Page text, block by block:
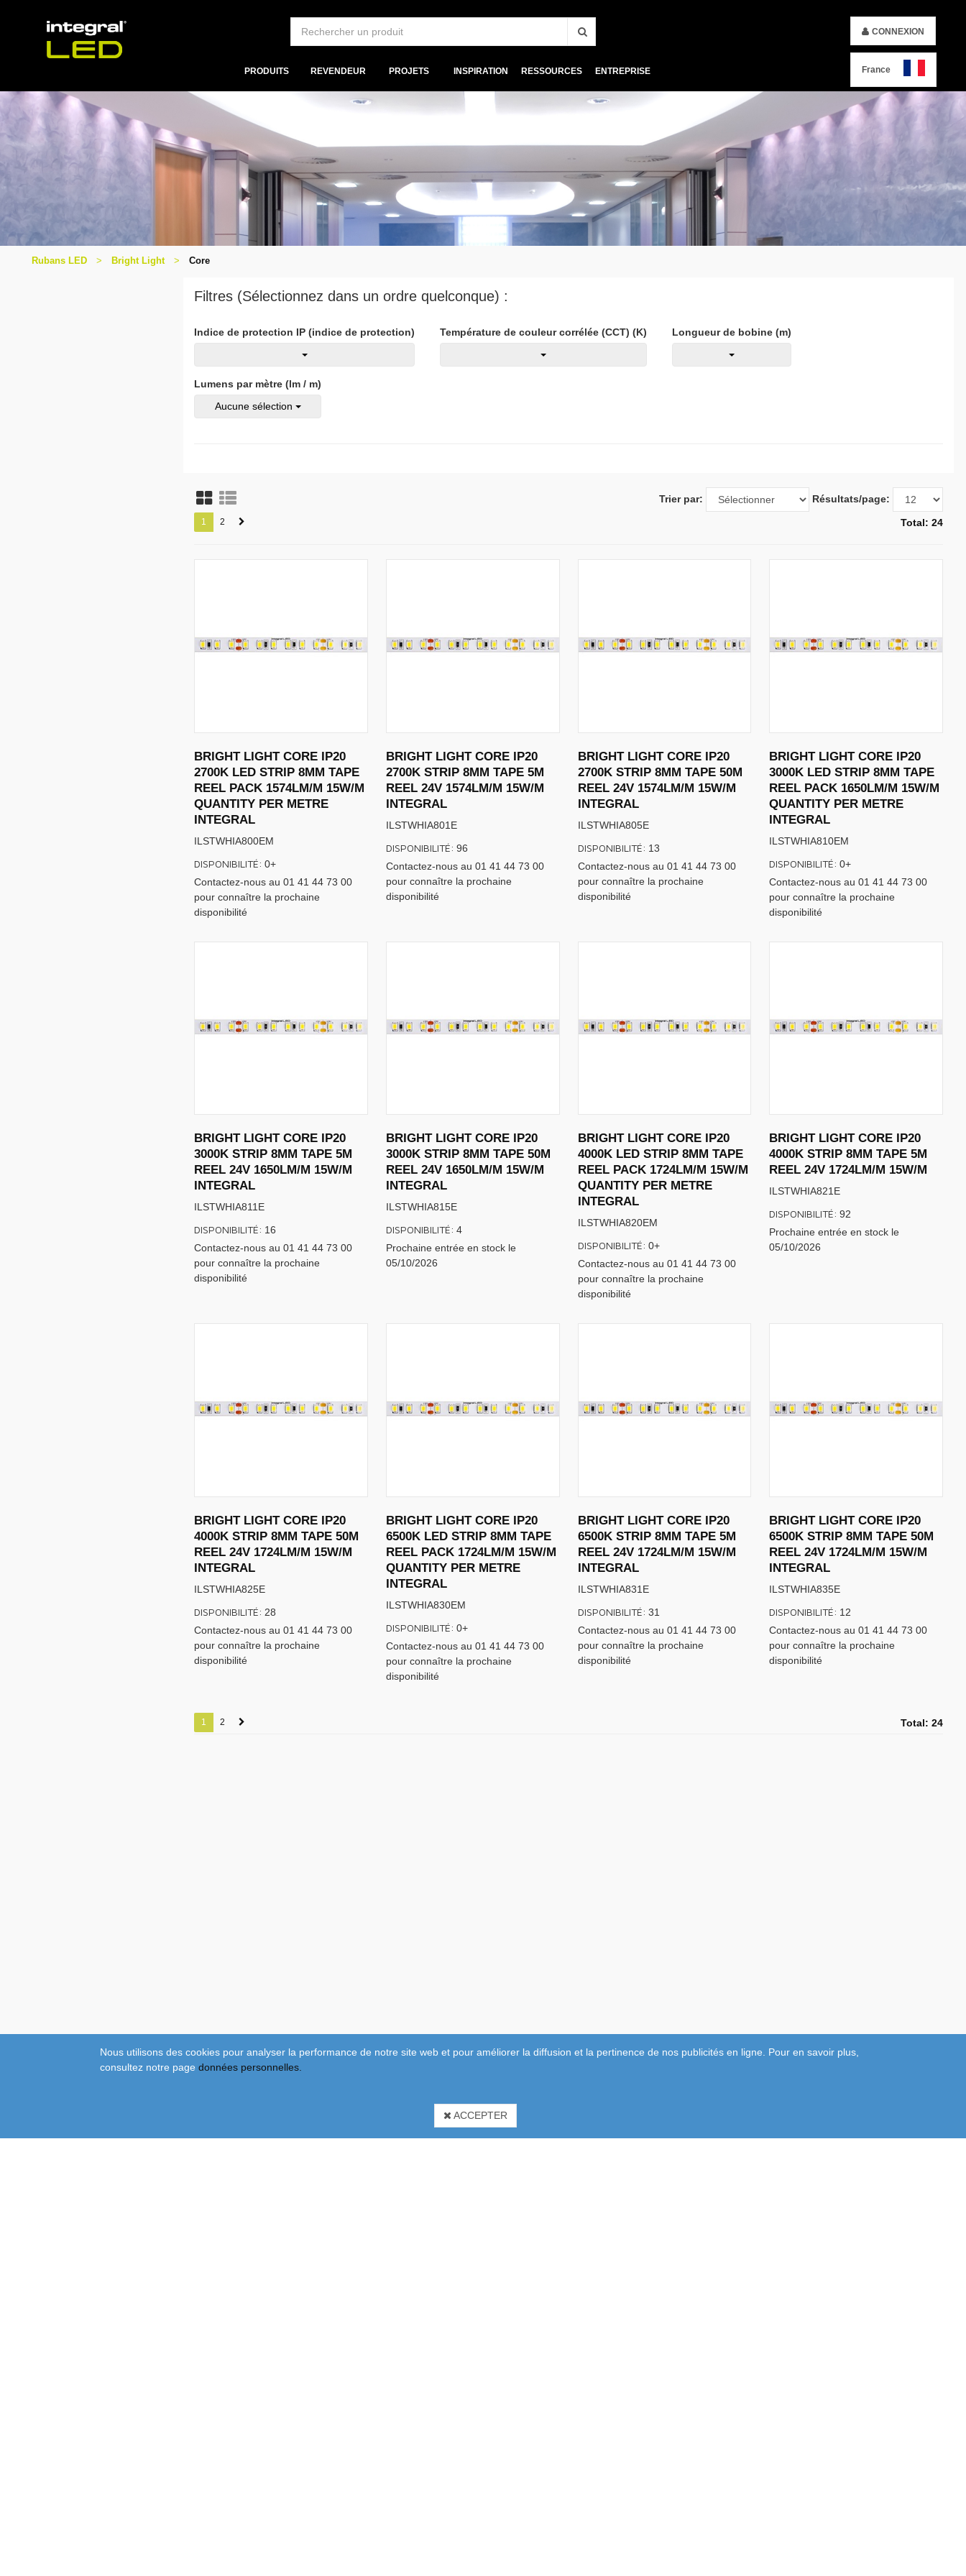
PRODUITS REVENDEUR PROJETS INSPIRATION RESSOURCES ENTREPRISE
CONNEXION
France
Rubans LED Bright Light Core
Filtres (Sélectionnez dans un ordre quelconque) :
Indice de protection IP (indice de protection) Température de couleur corrélée (CCT) (K) Longueur de bobine (m)
Lumens par mètre (lm / m)
Aucune sélection
Trier par: Résultats/page:
1 2 Total: 24
BRIGHT LIGHT CORE IP20
2700K LED STRIP 8MM TAPE
REEL PACK 1574LM/M 15W/M
QUANTITY PER METRE
INTEGRAL
ILSTWHIA800EM
Contactez-nous au 01 41 44 73 00
pour connaître la prochaine
disponibilité
DISPONIBILITÉ: 0+
BRIGHT LIGHT CORE IP20
2700K STRIP 8MM TAPE 5M
REEL 24V 1574LM/M 15W/M
INTEGRAL
ILSTWHIA801E
Contactez-nous au 01 41 44 73 00
pour connaître la prochaine
disponibilité
DISPONIBILITÉ: 96
BRIGHT LIGHT CORE IP20
2700K STRIP 8MM TAPE 50M
REEL 24V 1574LM/M 15W/M
INTEGRAL
ILSTWHIA805E
Contactez-nous au 01 41 44 73 00
pour connaître la prochaine
disponibilité
DISPONIBILITÉ: 13
BRIGHT LIGHT CORE IP20
3000K LED STRIP 8MM TAPE
REEL PACK 1650LM/M 15W/M
QUANTITY PER METRE
INTEGRAL
ILSTWHIA810EM
Contactez-nous au 01 41 44 73 00
pour connaître la prochaine
disponibilité
DISPONIBILITÉ: 0+
BRIGHT LIGHT CORE IP20
3000K STRIP 8MM TAPE 5M
REEL 24V 1650LM/M 15W/M
INTEGRAL
ILSTWHIA811E
Contactez-nous au 01 41 44 73 00
pour connaître la prochaine
disponibilité
DISPONIBILITÉ: 16
BRIGHT LIGHT CORE IP20
3000K STRIP 8MM TAPE 50M
REEL 24V 1650LM/M 15W/M
INTEGRAL
ILSTWHIA815E
Prochaine entrée en stock le
05/10/2026
DISPONIBILITÉ: 4
BRIGHT LIGHT CORE IP20
4000K LED STRIP 8MM TAPE
REEL PACK 1724LM/M 15W/M
QUANTITY PER METRE
INTEGRAL
ILSTWHIA820EM
Contactez-nous au 01 41 44 73 00
pour connaître la prochaine
disponibilité
DISPONIBILITÉ: 0+
BRIGHT LIGHT CORE IP20
4000K STRIP 8MM TAPE 5M
REEL 24V 1724LM/M 15W/M
ILSTWHIA821E
Prochaine entrée en stock le
05/10/2026
DISPONIBILITÉ: 92
BRIGHT LIGHT CORE IP20
4000K STRIP 8MM TAPE 50M
REEL 24V 1724LM/M 15W/M
INTEGRAL
ILSTWHIA825E
Contactez-nous au 01 41 44 73 00
pour connaître la prochaine
disponibilité
DISPONIBILITÉ: 28
BRIGHT LIGHT CORE IP20
6500K LED STRIP 8MM TAPE
REEL PACK 1724LM/M 15W/M
QUANTITY PER METRE
INTEGRAL
ILSTWHIA830EM
Contactez-nous au 01 41 44 73 00
pour connaître la prochaine
disponibilité
DISPONIBILITÉ: 0+
BRIGHT LIGHT CORE IP20
6500K STRIP 8MM TAPE 5M
REEL 24V 1724LM/M 15W/M
INTEGRAL
ILSTWHIA831E
Contactez-nous au 01 41 44 73 00
pour connaître la prochaine
disponibilité
DISPONIBILITÉ: 31
BRIGHT LIGHT CORE IP20
6500K STRIP 8MM TAPE 50M
REEL 24V 1724LM/M 15W/M
INTEGRAL
ILSTWHIA835E
Contactez-nous au 01 41 44 73 00
pour connaître la prochaine
disponibilité
DISPONIBILITÉ: 12
1 2 Total: 24
Nous utilisons des cookies pour analyser la performance de notre site web et pour améliorer la diffusion et la pertinence de nos publicités en ligne. Pour en savoir plus,
consultez notre pagedonnées personnelles.
ACCEPTER